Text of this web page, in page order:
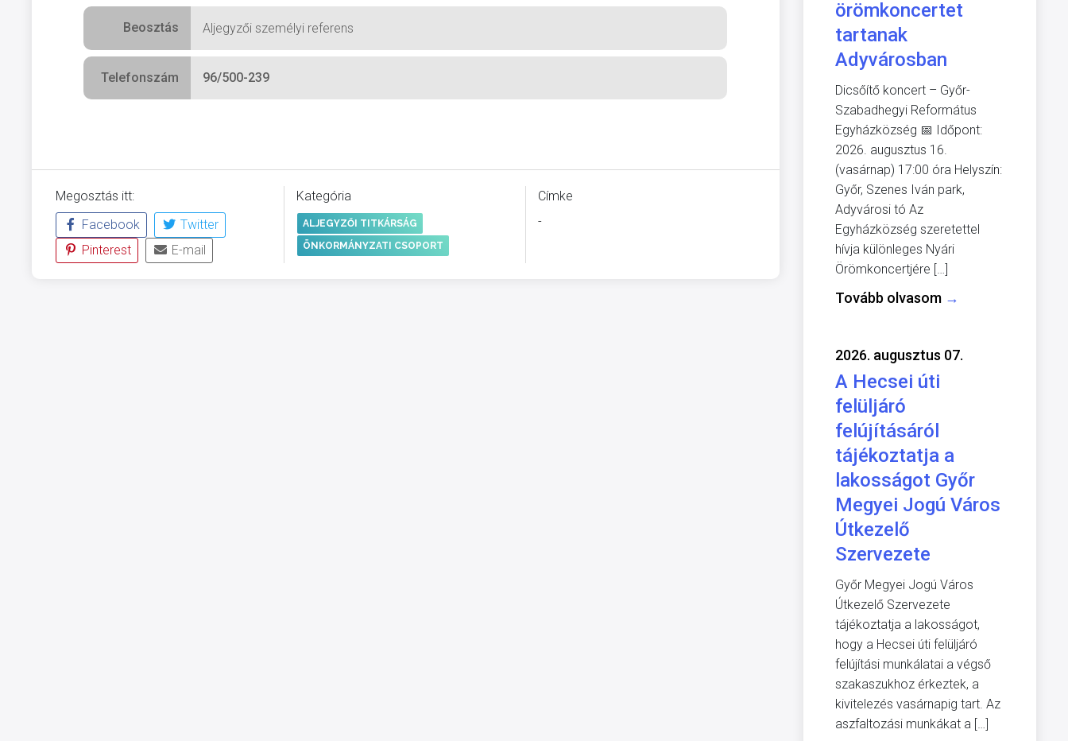
Beosztás Aljegyzői személyi referens
Telefonszám 96/500-239
Megosztás itt:
Facebook
Twitter
Pinterest
E-mail
Kategória
ALJEGYZŐI TITKÁRSÁG
ÖNKORMÁNYZATI CSOPORT
Címke
-
örömkoncertet
tartanak
Adyvárosban
Dicsőítő koncert – Győr-
Szabadhegyi Református
Egyházközség 📅 Időpont:
2026. augusztus 16.
(vasárnap) 17:00 óra Helyszín:
Győr, Szenes Iván park,
Adyvárosi tó Az
Egyházközség szeretettel
hívja különleges Nyári
Örömkoncertjére […]
Tovább olvasom →
2026. augusztus 07.
A Hecsei úti
felüljáró
felújításáról
tájékoztatja a
lakosságot Győr
Megyei Jogú Város
Útkezelő
Szervezete
Győr Megyei Jogú Város
Útkezelő Szervezete
tájékoztatja a lakosságot,
hogy a Hecsei úti felüljáró
felújítási munkálatai a végső
szakaszukhoz érkeztek, a
kivitelezés vasárnapig tart. Az
aszfaltozási munkákat a […]